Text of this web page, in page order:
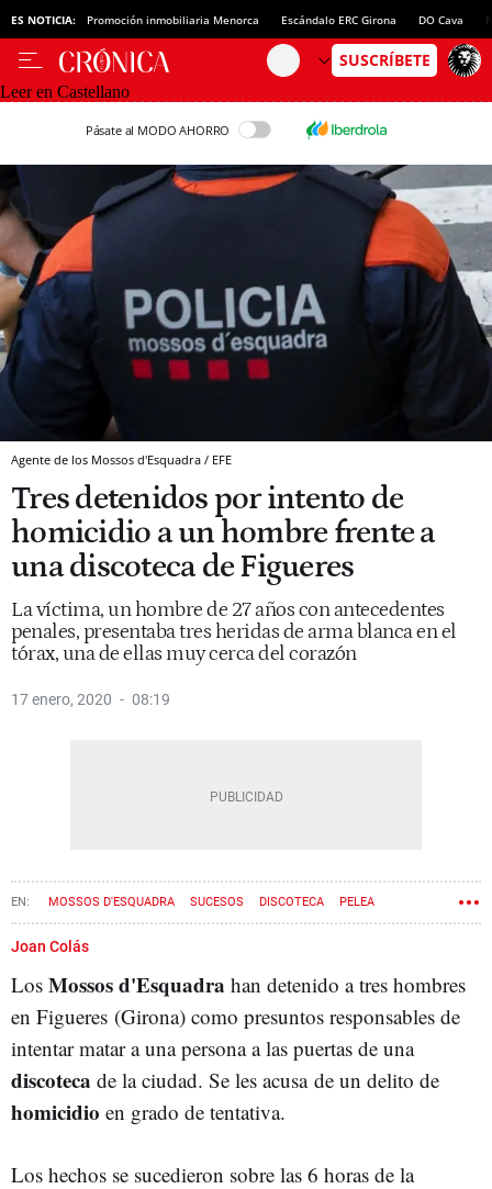
ES NOTICIA: Promoción inmobiliaria Menorca Escándalo ERC Girona DO Cava
Leer en Castellano
Pásate al MODO AHORRO
Agente de los Mossos d'Esquadra / EFE
Tres detenidos por intento de
homicidio a un hombre frente a
una discoteca de Figueres
La víctima, un hombre de 27 años con antecedentes
penales, presentaba tres heridas de arma blanca en el
tórax, una de ellas muy cerca del corazón
17 enero, 2020 08:19
MOSSOS D'ESQUADRA SUCESOS DISCOTECA PELEA
FIGUERES
Joan Colás
Los Mossos d'Esquadra han detenido a tres hombres
en Figueres (Girona) como presuntos responsables de
intentar matar a una persona a las puertas de una
discoteca de la ciudad. Se les acusa de un delito de
homicidio en grado de tentativa.
Los hechos se sucedieron sobre las 6 horas de la